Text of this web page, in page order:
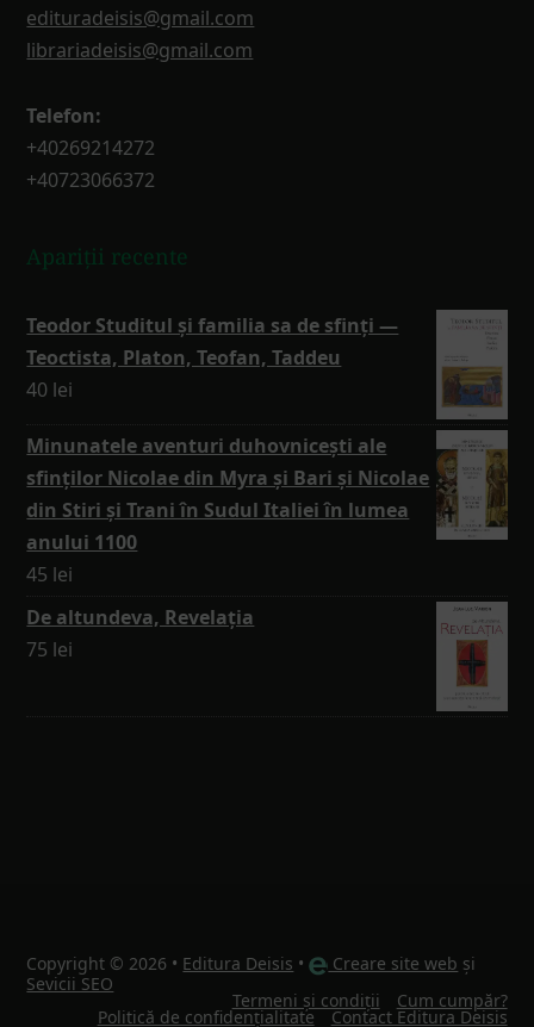
edituradeisis@gmail.com
librariadeisis@gmail.com
Telefon:
+40269214272
+40723066372
Apariții recente
Teodor Studitul și familia sa de sfinți —
Teoctista, Platon, Teofan, Taddeu
40 lei
Minunatele aventuri duhovnicești ale
sfinților Nicolae din Myra și Bari și Nicolae
din Stiri și Trani în Sudul Italiei în lumea
anului 1100
45 lei
De altundeva, Revelația
75 lei
Copyright © 2026 • Editura Deisis • Creare site web și
Sevicii SEO
Termeni și condiții Cum cumpăr?
Politică de confidențialitate Contact Editura Deisis